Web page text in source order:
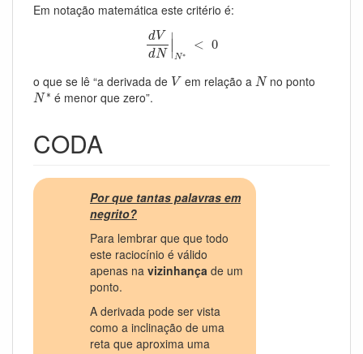
Em notação matemática este critério é:
dV
dN
∣∣∣N ∗
< 0
dVd N
o que se lê “a derivada de V
V em relação a N
Nno ponto
N ∗
N∗ é menor que zero”.
CODA
Por que tantas palavras em
negrito?
Para lembrar que que todo
este raciocínio é válido
apenas na vizinhança de um
ponto.
A derivada pode ser vista
como a inclinação de uma
reta que aproxima uma